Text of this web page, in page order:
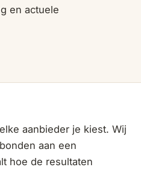
en actuele
aanbieder je kiest. Wij
aan een
hoe de resultaten